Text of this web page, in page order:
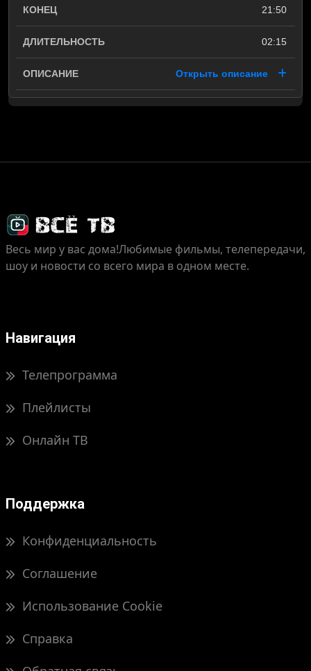
21:50
02:15
Открыть описание
Весь мир у вас дома!Любимые фильмы, телепередачи,
шоу и новости со всего мира в одном месте.
Навигация
Телепрограмма
Плейлисты
Онлайн ТВ
Поддержка
Конфиденциальность
Соглашение
Использование Cookie
Справка